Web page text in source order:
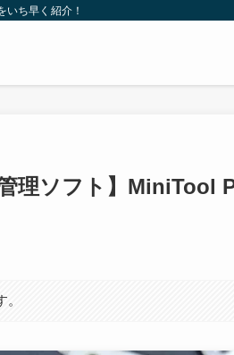
ち早く紹介！
理ソフト】MiniTool